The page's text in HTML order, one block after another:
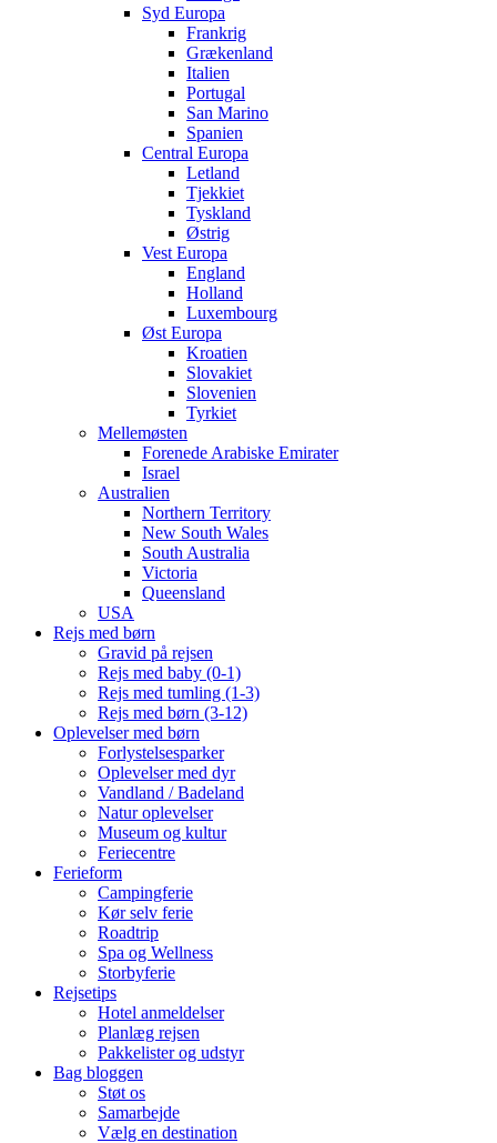
Syd Europa
Frankrig
Grækenland
Italien
Portugal
San Marino
Spanien
Central Europa
Letland
Tjekkiet
Tyskland
Østrig
Vest Europa
England
Holland
Luxembourg
Øst Europa
Kroatien
Slovakiet
Slovenien
Tyrkiet
Mellemøsten
Forenede Arabiske Emirater
Israel
Australien
Northern Territory
New South Wales
South Australia
Victoria
Queensland
USA
Rejs med børn
Gravid på rejsen
Rejs med baby (0-1)
Rejs med tumling (1-3)
Rejs med børn (3-12)
Oplevelser med børn
Forlystelsesparker
Oplevelser med dyr
Vandland / Badeland
Natur oplevelser
Museum og kultur
Feriecentre
Ferieform
Campingferie
Kør selv ferie
Roadtrip
Spa og Wellness
Storbyferie
Rejsetips
Hotel anmeldelser
Planlæg rejsen
Pakkelister og udstyr
Bag bloggen
Støt os
Samarbejde
Vælg en destination